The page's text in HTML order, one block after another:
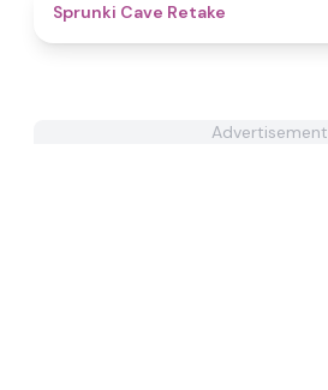
Sprunki Cave Retake
Advertisement